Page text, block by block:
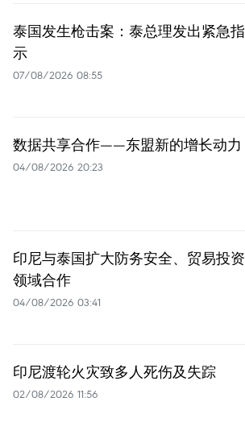
泰国发生枪击案：泰总理发出紧急指
示
07/08/2026 08:55
数据共享合作——东盟新的增长动力
04/08/2026 20:23
印尼与泰国扩大防务安全、贸易投资
领域合作
04/08/2026 03:41
印尼渡轮火灾致多人死伤及失踪
02/08/2026 11:56